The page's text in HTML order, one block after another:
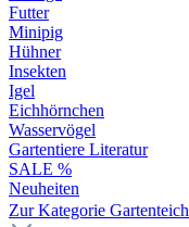
Futter
Minipig
Hühner
Insekten
Igel
Eichhörnchen
Wasservögel
Gartentiere Literatur
SALE %
Neuheiten
Zur Kategorie Gartenteich